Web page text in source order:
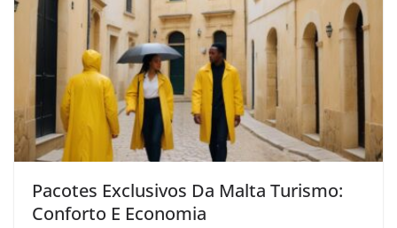
Pacotes Exclusivos Da Malta Turismo:
Conforto E Economia